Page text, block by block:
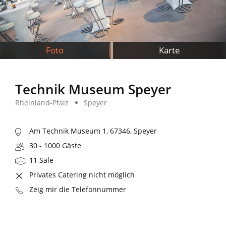
Foto Karte
Technik Museum Speyer
Rheinland-Pfalz Speyer
Am Technik Museum 1, 67346, Speyer
30 - 1000 Gäste
11 Säle
Privates Catering nicht möglich
Zeig mir die Telefonnummer